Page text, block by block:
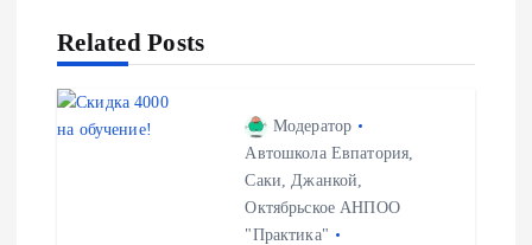
Related Posts
Модератор
Автошкола Евпатория,
Саки, Джанкой,
Октябрьское АНПОО
"Практика"